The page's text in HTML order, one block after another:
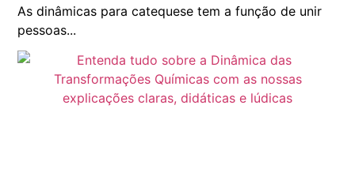
As dinâmicas para catequese tem a função de unir
pessoas...